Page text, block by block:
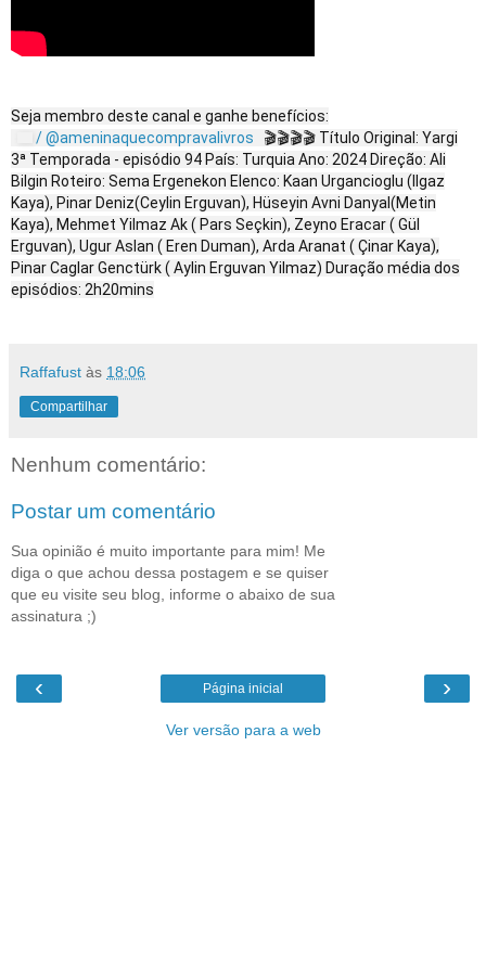
Seja membro deste canal e ganhe benefícios:
/ @ameninaquecompravalivros
🎬🎬🎬🎬 Título Original: Yargi
3ª Temporada - episódio 94 País: Turquia Ano: 2024 Direção: Ali
Bilgin Roteiro: Sema Ergenekon Elenco: Kaan Urgancioglu (Ilgaz
Kaya), Pinar Deniz(Ceylin Erguvan), Hüseyin Avni Danyal(Metin
Kaya), Mehmet Yilmaz Ak ( Pars Seçkin), Zeyno Eracar ( Gül
Erguvan), Ugur Aslan ( Eren Duman), Arda Aranat ( Çinar Kaya),
Pinar Caglar Genctürk ( Aylin Erguvan Yilmaz) Duração média dos
episódios: 2h20mins
Raffafust às 18:06
Compartilhar
Nenhum comentário:
Postar um comentário
Sua opinião é muito importante para mim! Me
diga o que achou dessa postagem e se quiser
que eu visite seu blog, informe o abaixo de sua
assinatura ;)
‹ ›
Página inicial
Ver versão para a web